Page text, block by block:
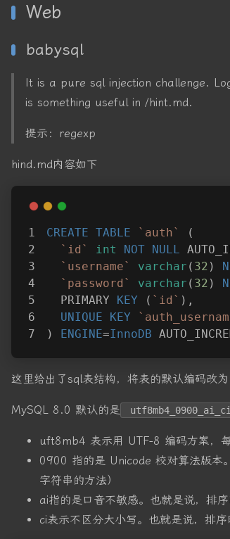
Web
babysql
It is a pure sql injection challenge.
is something useful in /hint.md.
提示：regexp
hind.md内容如下
CREATE TABLE `auth`
(
`id`
int NOT NULL
`username`
varchar ( 32 )
`password`
varchar ( 32 )
  PRIMARY
KEY ( `id` ),
UNIQUE
KEY
) ENGINE=InnoDB
这里给出了sql表结构，将表的默认编码改为
MySQL 8.0 默认的是 utf8mb4_0900_ai_ci
uft8mb4 表示用 UTF-8 编码方案，
0900 指的是 Unicode 校对算法版本
字符串的方法）
ai指的是口音不敏感。也就是说，排
ci表示不区分大小写。也就是说，排